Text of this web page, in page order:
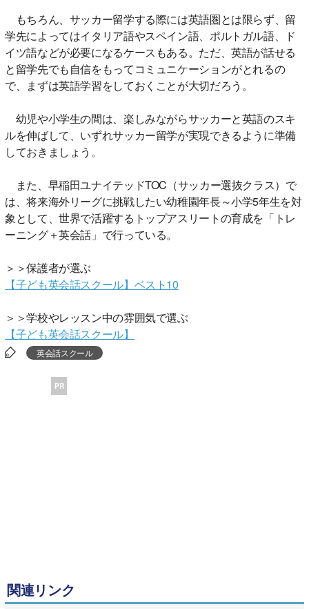
もちろん、サッカー留学する際には英語圏とは限らず、留
学先によってはイタリア語やスペイン語、ポルトガル語、ド
イツ語などが必要になるケースもある。ただ、英語が話せる
と留学先でも自信をもってコミュニケーションがとれるの
で、まずは英語学習をしておくことが大切だろう。
幼児や小学生の間は、楽しみながらサッカーと英語のスキ
ルを伸ばして、いずれサッカー留学が実現できるように準備
しておきましょう。
また、早稲田ユナイテッドTOC（サッカー選抜クラス）で
は、将来海外リーグに挑戦したい幼稚園年長～小学5年生を対
象として、世界で活躍するトップアスリートの育成を「トレ
ーニング＋英会話」で行っている。
＞＞保護者が選ぶ
【子ども英会話スクール】ベスト10
＞＞学校やレッスン中の雰囲気で選ぶ
【子ども英会話スクール】
英会話スクール
PR
関連リンク